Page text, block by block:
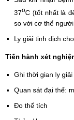
37oC (tốt nhất là
so với cơ thể
Ly giải tinh dịch
Tiến hành xét
Ghi thời gian ly giải
Quan sát đại thể:
Đo thể tích